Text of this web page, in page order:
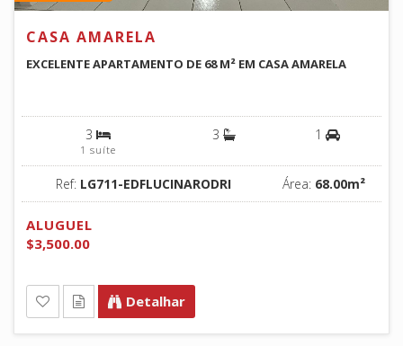
CASA AMARELA
EXCELENTE APARTAMENTO DE 68 M² EM CASA AMARELA
3
1 suíte
3 1
Ref: LG711-EDFLUCINARODRI Área: 68.00m²
ALUGUEL
$3,500.00
Detalhar